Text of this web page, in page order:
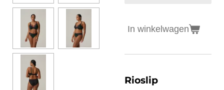
In winkelwagen
Rioslip